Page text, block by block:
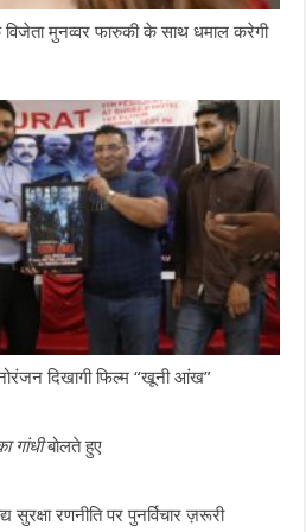
विजेता मुनव्वर फारुकी के साथ धमाल करेगी
दिखागी फिल्म “खूनी आंख”
गांधीबोलते हुए
रणनीति पर पुनर्विचार ज़रूरी